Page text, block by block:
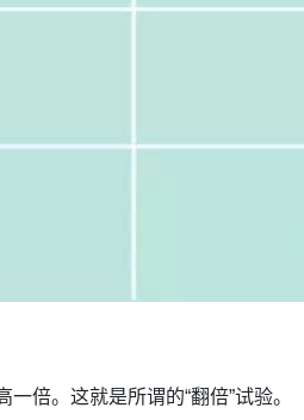
倍。这就是所谓的“翻倍”试验。